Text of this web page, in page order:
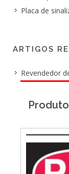
Placa de
ARTIGOS
Revendedor